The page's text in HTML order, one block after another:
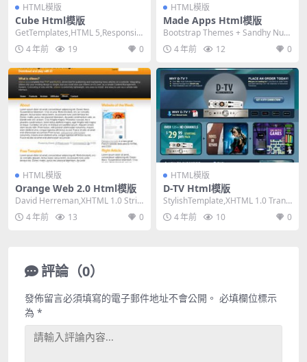
HTML模版
Cube Html模版
GetTemplates,HTML 5,Responsiv
e, 4 Column...
4 年前 19 0
HTML模版
Made Apps Html模版
Bootstrap Themes + Sandhy Nugr
aha,HTML 5...
4 年前 12 0
HTML模版
Orange Web 2.0 Html模版
David Herreman,XHTML 1.0 Stric
t,Fixed Wi...
4 年前 13 0
HTML模版
D-TV Html模版
StylishTemplate,XHTML 1.0 Transi
tional,F...
4 年前 10 0
評論（0）
發佈留言必須填寫的電子郵件地址不會公開。 必填欄位標示
為 *